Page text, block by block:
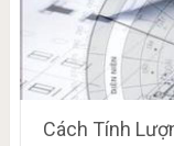
Cách Tính